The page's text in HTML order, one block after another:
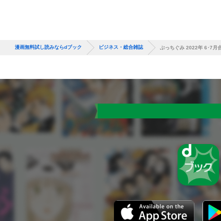
漫画無料試し読みならdブック ビジネス・総合雑誌 ぷっちぐみ 2022年 6･7月